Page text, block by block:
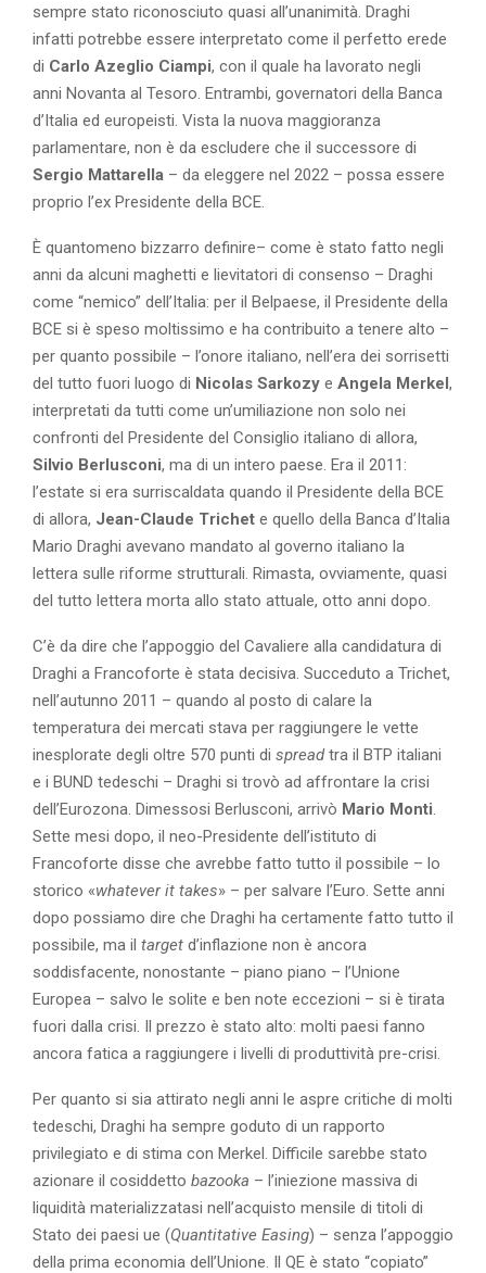
sempre stato riconosciuto quasi all’unanimità. Draghi
infatti potrebbe essere interpretato come il perfetto erede
di Carlo Azeglio Ciampi, con il quale ha lavorato negli
anni Novanta al Tesoro. Entrambi, governatori della Banca
d’Italia ed europeisti. Vista la nuova maggioranza
parlamentare, non è da escludere che il successore di
Sergio Mattarella – da eleggere nel 2022 – possa essere
proprio l’ex Presidente della BCE.
È quantomeno bizzarro definire– come è stato fatto negli
anni da alcuni maghetti e lievitatori di consenso – Draghi
come “nemico” dell’Italia: per il Belpaese, il Presidente della
BCE si è speso moltissimo e ha contribuito a tenere alto –
per quanto possibile – l’onore italiano, nell’era dei sorrisetti
del tutto fuori luogo di Nicolas Sarkozy e Angela Merkel,
interpretati da tutti come un’umiliazione non solo nei
confronti del Presidente del Consiglio italiano di allora,
Silvio Berlusconi, ma di un intero paese. Era il 2011:
l’estate si era surriscaldata quando il Presidente della BCE
di allora, Jean-Claude Trichet e quello della Banca d’Italia
Mario Draghi avevano mandato al governo italiano la
lettera sulle riforme strutturali. Rimasta, ovviamente, quasi
del tutto lettera morta allo stato attuale, otto anni dopo.
C’è da dire che l’appoggio del Cavaliere alla candidatura di
Draghi a Francoforte è stata decisiva. Succeduto a Trichet,
nell’autunno 2011 – quando al posto di calare la
temperatura dei mercati stava per raggiungere le vette
inesplorate degli oltre 570 punti di spreadtra il BTP italiani
e i BUND tedeschi – Draghi si trovò ad affrontare la crisi
dell’Eurozona. Dimessosi Berlusconi, arrivò Mario Monti
Sette mesi dopo, il neo-Presidente dell’istituto di
Francoforte disse che avrebbe fatto tutto il possibile – lo
storico «whatever it takes» – per salvare l’Euro. Sette anni
dopo possiamo dire che Draghi ha certamente fatto tutto il
possibile, ma il target d’inflazione non è ancora
soddisfacente, nonostante – piano piano – l’Unione
Europea – salvo le solite e ben note eccezioni – si è tirata
fuori dalla crisi. Il prezzo è stato alto: molti paesi fanno
ancora fatica a raggiungere i livelli di produttività pre-crisi.
Per quanto si sia attirato negli anni le aspre critiche di molti
tedeschi, Draghi ha sempre goduto di un rapporto
privilegiato e di stima con Merkel. Difficile sarebbe stato
azionare il cosiddetto bazooka – l’iniezione massiva di
liquidità materializzatasi nell’acquisto mensile di titoli di
Stato dei paesi ue (Quantitative Easing) – senza l’appoggio
della prima economia dell’Unione. Il QE è stato “copiato”